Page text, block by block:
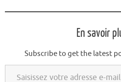
En savoir
Subscribe to get the latest
Saisissez votre adresse e-mail…